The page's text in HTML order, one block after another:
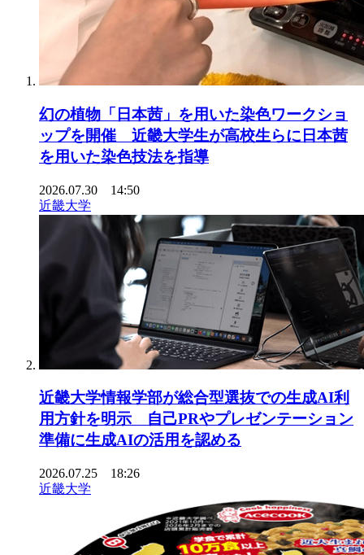
幻の植物「日本茜」を用いた染色ワークショ
ップを開催 近畿大学生が高校生らに日本茜
を用いた染色技法を指導
2026.07.30 14:50
近畿大学
近畿大学情報学部が総合型選抜での生成AI利
用方針を明示 自己PRやプレゼンテーション
準備に生成AIの活用を認める
2026.07.25 18:26
近畿大学